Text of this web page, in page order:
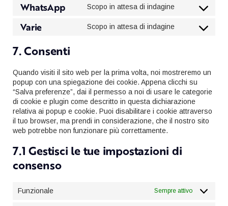
service
WhatsApp Scopo in attesa di indagine
Consent
service
Varie Scopo in attesa di indagine
Consent
7. Consenti
Quando visiti il sito web per la prima volta, noi mostreremo un
popup con una spiegazione dei cookie. Appena clicchi su
“Salva preferenze”, dai il permesso a noi di usare le categorie
di cookie e plugin come descritto in questa dichiarazione
relativa ai popup e cookie. Puoi disabilitare i cookie attraverso
il tuo browser, ma prendi in considerazione, che il nostro sito
web potrebbe non funzionare più correttamente.
7.1 Gestisci le tue impostazioni di
consenso
Funzionale Sempre attivo